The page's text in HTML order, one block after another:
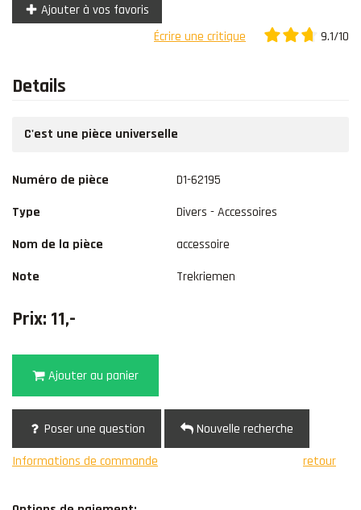
Ajouter à vos favoris
Écrire une critique
9.1/10
Details
C'est une pièce universelle
Numéro de pièce
D1-62195
Type
Divers - Accessoires
Nom de la pièce
accessoire
Note
Trekriemen
Prix: 11,-
Ajouter au panier
Poser une question
Nouvelle recherche
Informations de commande
retour